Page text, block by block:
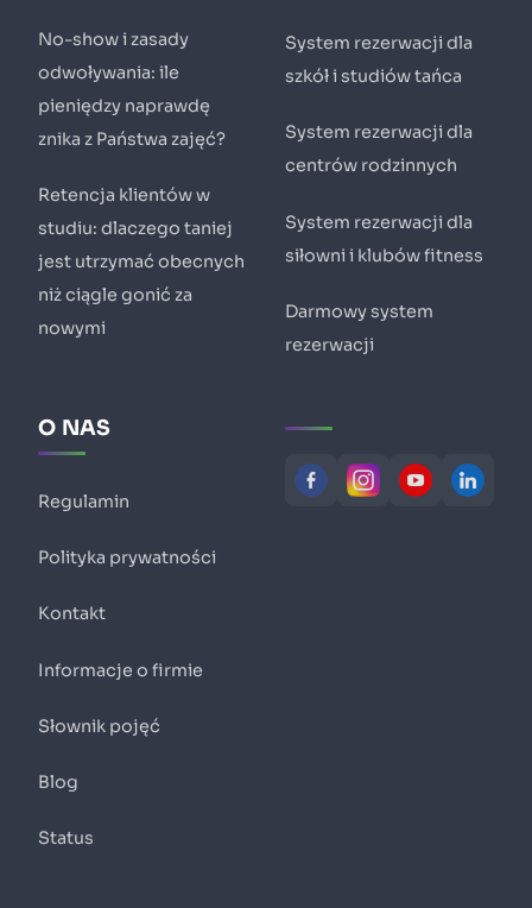
No-show i zasady
odwoływania: ile
pieniędzy naprawdę
znika z Państwa zajęć?
Retencja klientów w
studiu: dlaczego taniej
jest utrzymać obecnych
niż ciągle gonić za
nowymi
System rezerwacji dla
szkół i studiów tańca
System rezerwacji dla
centrów rodzinnych
System rezerwacji dla
siłowni i klubów fitness
Darmowy system
rezerwacji
O NAS
Regulamin
Polityka prywatności
Kontakt
Informacje o firmie
Słownik pojęć
Blog
Status